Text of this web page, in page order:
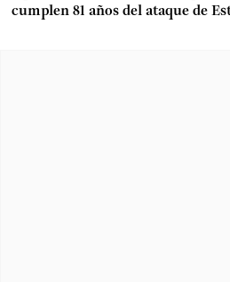
cumplen 81 años del ataque de